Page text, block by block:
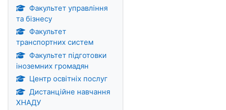
Факультет управління
та бізнесу
Факультет
транспортних систем
Факультет підготовки
іноземних громадян
Центр освітніх послуг
Дистанційне навчання
ХНАДУ